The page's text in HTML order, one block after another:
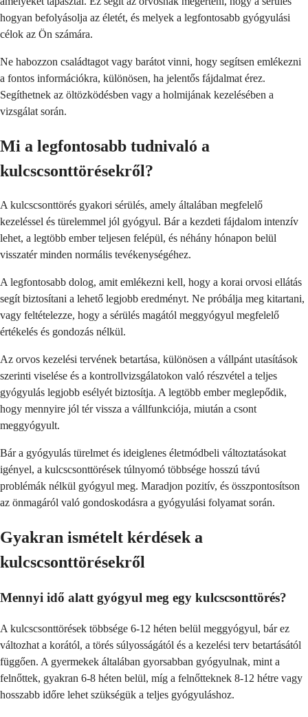
hogyan befolyásolja az életét, és melyek a legfontosabb gyógyulási
célok az Ön számára.
Ne habozzon családtagot vagy barátot vinni, hogy segítsen emlékezni
a fontos információkra, különösen, ha jelentős fájdalmat érez.
Segíthetnek az öltözködésben vagy a holmijának kezelésében a
vizsgálat során.
Mi a legfontosabb tudnivaló a
kulcscsonttörésekről?
A kulcscsonttörés gyakori sérülés, amely általában megfelelő
kezeléssel és türelemmel jól gyógyul. Bár a kezdeti fájdalom intenzív
lehet, a legtöbb ember teljesen felépül, és néhány hónapon belül
visszatér minden normális tevékenységéhez.
A legfontosabb dolog, amit emlékezni kell, hogy a korai orvosi ellátás
segít biztosítani a lehető legjobb eredményt. Ne próbálja meg kitartani,
vagy feltételezze, hogy a sérülés magától meggyógyul megfelelő
értékelés és gondozás nélkül.
Az orvos kezelési tervének betartása, különösen a vállpánt utasítások
szerinti viselése és a kontrollvizsgálatokon való részvétel a teljes
gyógyulás legjobb esélyét biztosítja. A legtöbb ember meglepődik,
hogy mennyire jól tér vissza a vállfunkciója, miután a csont
meggyógyult.
Bár a gyógyulás türelmet és ideiglenes életmódbeli változtatásokat
igényel, a kulcscsonttörések túlnyomó többsége hosszú távú
problémák nélkül gyógyul meg. Maradjon pozitív, és összpontosítson
az önmagáról való gondoskodásra a gyógyulási folyamat során.
Gyakran ismételt kérdések a
kulcscsonttörésekről
Mennyi idő alatt gyógyul meg egy kulcscsonttörés?
A kulcscsonttörések többsége 6-12 héten belül meggyógyul, bár ez
változhat a korától, a törés súlyosságától és a kezelési terv betartásától
függően. A gyermekek általában gyorsabban gyógyulnak, mint a
felnőttek, gyakran 6-8 héten belül, míg a felnőtteknek 8-12 hétre vagy
hosszabb időre lehet szükségük a teljes gyógyuláshoz.